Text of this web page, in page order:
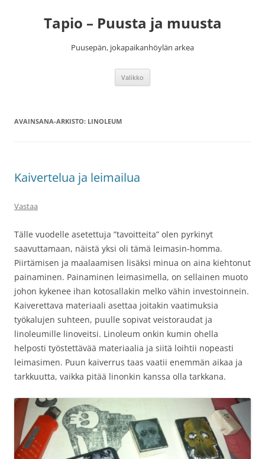
Tapio – Puusta ja muusta
Puusepän, jokapaikanhöylän arkea
Valikko
AVAINSANA-ARKISTO: LINOLEUM
Kaivertelua ja leimailua
Vastaa
Tälle vuodelle asetettuja ”tavoitteita” olen pyrkinyt
saavuttamaan, näistä yksi oli tämä leimasin-homma.
Piirtämisen ja maalaamisen lisäksi minua on aina kiehtonut
painaminen. Painaminen leimasimella, on sellainen muoto
johon kykenee ihan kotosallakin melko vähin investoinnein.
Kaiverettava materiaali asettaa joitakin vaatimuksia
työkalujen suhteen, puulle sopivat veistoraudat ja
linoleumille linoveitsi. Linoleum onkin kumin ohella
helposti työstettävää materiaalia ja siitä loihtii nopeasti
leimasimen. Puun kaiverrus taas vaatii enemmän aikaa ja
tarkkuutta, vaikka pitää linonkin kanssa olla tarkkana.